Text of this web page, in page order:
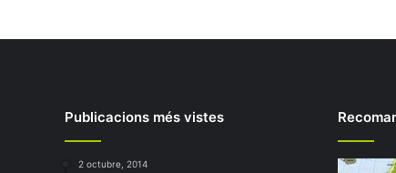
Publicacions més vistes
2 octubre, 2014